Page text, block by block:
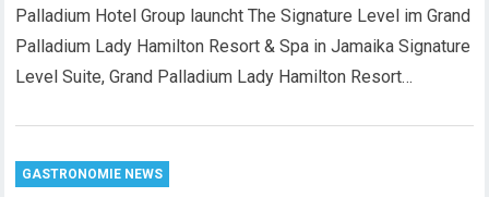
Palladium Hotel Group launcht The Signature Level im Grand
Palladium Lady Hamilton Resort & Spa in Jamaika Signature
Level Suite, Grand Palladium Lady Hamilton Resort…
GASTRONOMIE NEWS